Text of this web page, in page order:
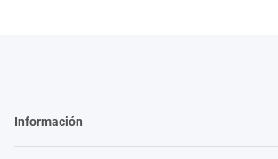
Información